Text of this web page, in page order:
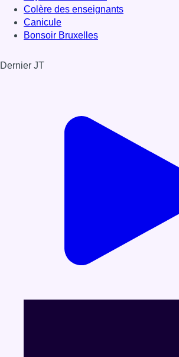
Colère des enseignants
Canicule
Bonsoir Bruxelles
Dernier JT